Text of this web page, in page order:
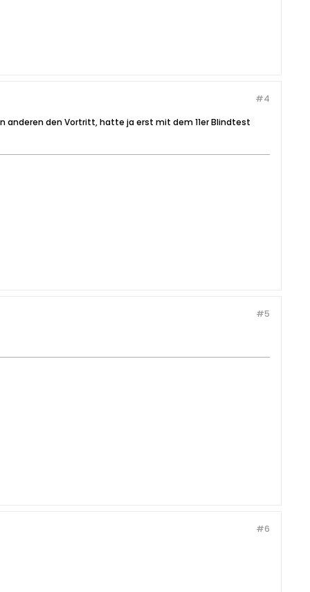
#4
anderen den Vortritt, hatte ja erst mit dem 11er Blindtest
#5
#6